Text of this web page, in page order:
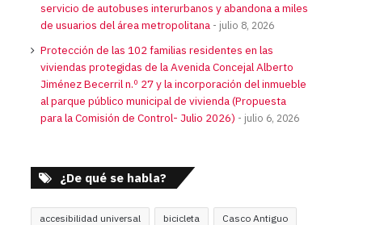
servicio de autobuses interurbanos y abandona a miles
de usuarios del área metropolitana
julio 8, 2026
Protección de las 102 familias residentes en las
viviendas protegidas de la Avenida Concejal Alberto
Jiménez Becerril n.º 27 y la incorporación del inmueble
al parque público municipal de vivienda (Propuesta
para la Comisión de Control- Julio 2026)
julio 6, 2026
¿De qué se habla?
accesibilidad universal bicicleta Casco Antiguo